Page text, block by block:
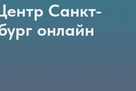
Санкт-
онлайн